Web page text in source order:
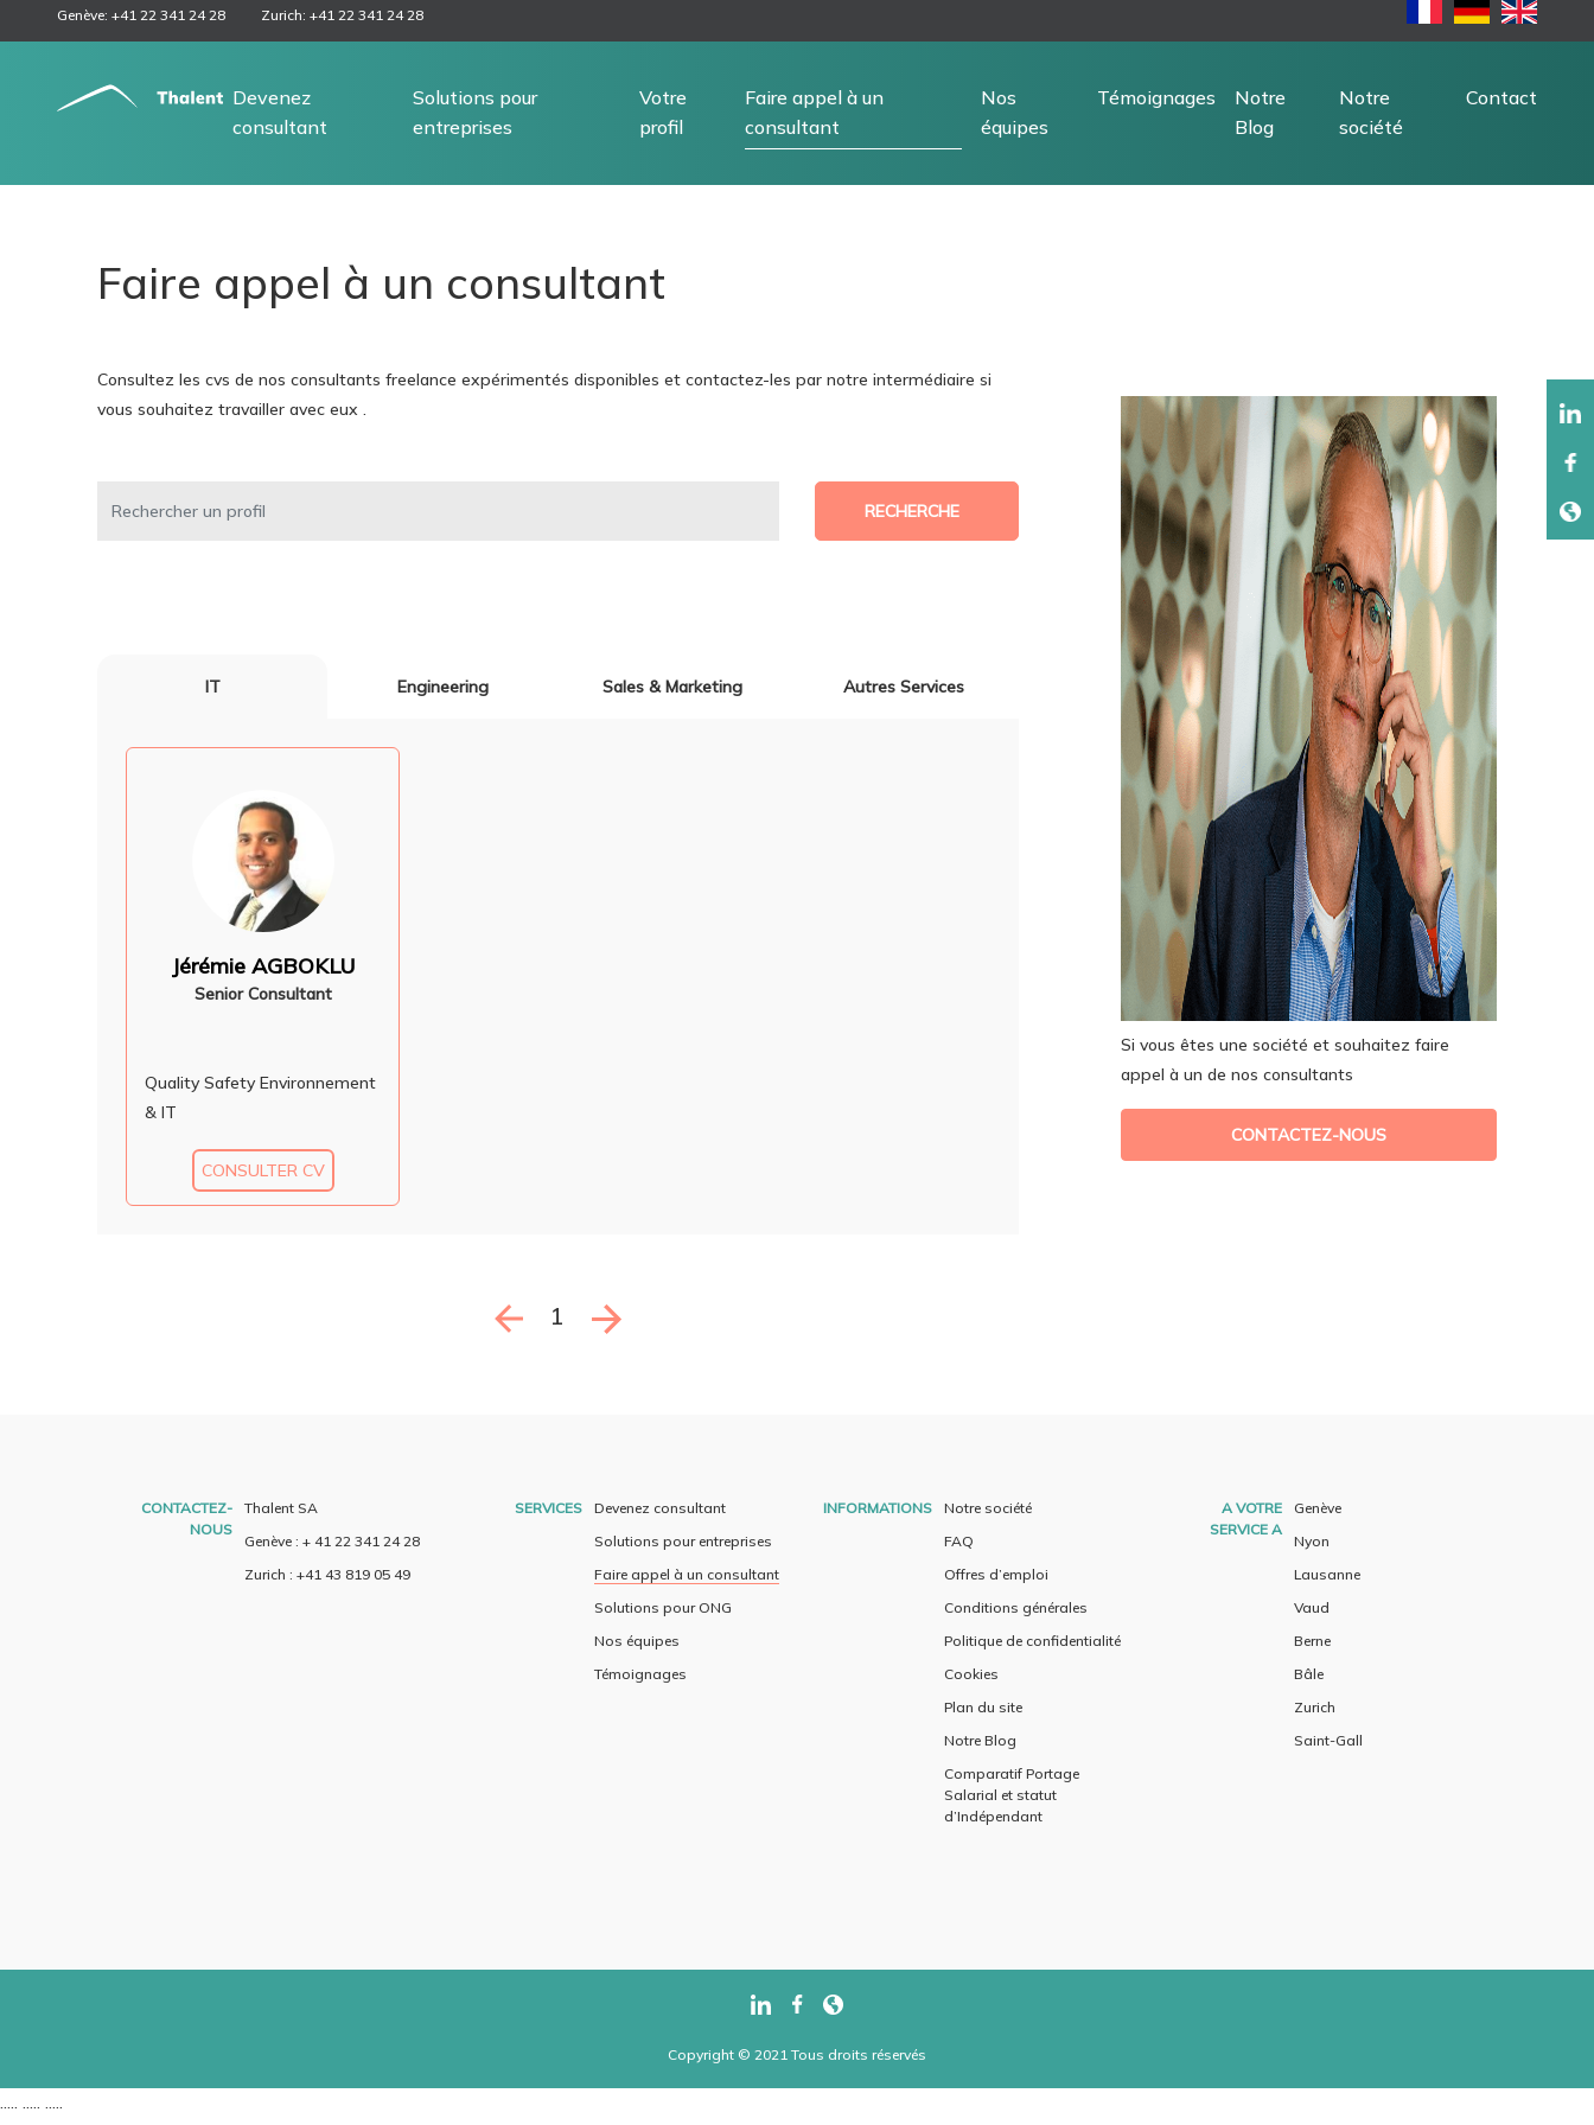
Genève: +41 22 341 24 28 Zurich: +41 22 341 24 28
Devenez
consultant
Solutions pour
entreprises
Votre
profil
Faire appel à un
consultant
Nos
équipes
Témoignages
Notre
Blog
Notre
société
Contact
Faire appel à un consultant
Consultez les cvs de nos consultants freelance expérimentés disponibles et contactez-les par notre intermédiaire si
vous souhaitez travailler avec eux .
IT Engineering Sales & Marketing Autres Services
Jérémie AGBOKLU
Senior Consultant
Quality Safety Environnement
& IT
CONSULTER CV
1
Si vous êtes une société et souhaitez faire
appel à un de nos consultants
CONTACTEZ-NOUS
CONTACTEZ-
NOUS
Thalent SA
Genève : + 41 22 341 24 28
Zurich : +41 43 819 05 49
SERVICES
Devenez consultant
Solutions pour entreprises
Faire appel à un consultant
Solutions pour ONG
Nos équipes
Témoignages
INFORMATIONS
Notre société
FAQ
Offres d’emploi
Conditions générales
Politique de confidentialité
Cookies
Plan du site
Notre Blog
Comparatif Portage
Salarial et statut
d’Indépendant
A VOTRE
SERVICE A
Genève
Nyon
Lausanne
Vaud
Berne
Bâle
Zurich
Saint-Gall
Copyright © 2021 Tous droits réservés